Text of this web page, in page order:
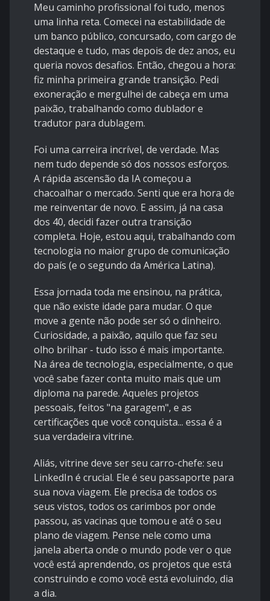
Meu caminho profissional foi tudo, menos
uma linha reta. Comecei na estabilidade de
um banco público, concursado, com cargo de
destaque e tudo, mas depois de dez anos, eu
queria novos desafios. Então, chegou a hora:
fiz minha primeira grande transição. Pedi
exoneração e mergulhei de cabeça em uma
paixão, trabalhando como dublador e
tradutor para dublagem.
Foi uma carreira incrível, de verdade. Mas
nem tudo depende só dos nossos esforços.
A rápida ascensão da IA começou a
chacoalhar o mercado. Senti que era hora de
me reinventar de novo. E assim, já na casa
dos 40, decidi fazer outra transição
completa. Hoje, estou aqui, trabalhando com
tecnologia no maior grupo de comunicação
do país (e o segundo da América Latina).
Essa jornada toda me ensinou, na prática,
que não existe idade para mudar. O que
move a gente não pode ser só o dinheiro.
Curiosidade, a paixão, aquilo que faz seu
olho brilhar - tudo isso é mais importante.
Na área de tecnologia, especialmente, o que
você sabe fazer conta muito mais que um
diploma na parede. Aqueles projetos
pessoais, feitos "na garagem", e as
certificações que você conquista... essa é a
sua verdadeira vitrine.
Aliás, vitrine deve ser seu carro-chefe: seu
LinkedIn é crucial. Ele é seu passaporte para
sua nova viagem. Ele precisa de todos os
seus vistos, todos os carimbos por onde
passou, as vacinas que tomou e até o seu
plano de viagem. Pense nele como uma
janela aberta onde o mundo pode ver o que
você está aprendendo, os projetos que está
construindo e como você está evoluindo, dia
a dia.